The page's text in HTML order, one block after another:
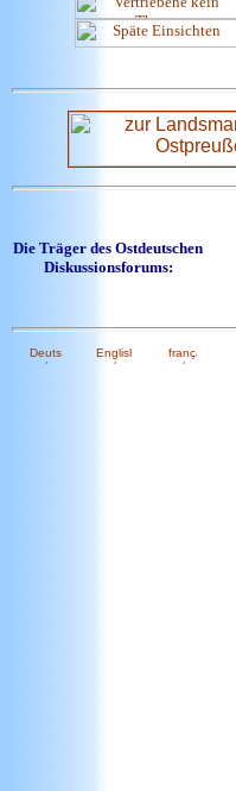
Die Träger des Ostdeutschen
Diskussionsforums: